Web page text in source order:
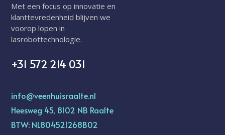
Met een focus op innovatie en
klanttevredenheid blijven we
voorop lopen in
lasrobottechnologie.
+31 572 214 031
info@veenhuisraalte.nl
Heesweg 45, 8102 NB Raalte
BTW: NL804521268B02